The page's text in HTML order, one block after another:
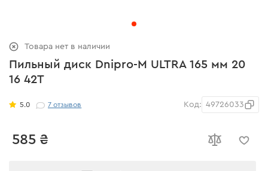
Пильный диск Dnipro-M ULTRA 165 мм 20
16 42T
5.0 7отзывов Код: 49726033
585 ₴
Товара нет в наличии